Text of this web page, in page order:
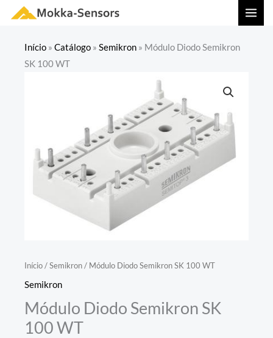
Início » Catálogo » Semikron » Módulo Diodo Semikron
SK 100 WT
Início/Semikron/ Módulo Diodo Semikron SK 100 WT
Semikron
Módulo Diodo Semikron SK
100 WT